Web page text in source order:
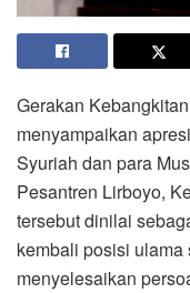
Gerakan
menyampaikan
Syuriah dan para
Pesantren Lirboyo,
tersebut dinilai
kembali posisi
menyelesaikan